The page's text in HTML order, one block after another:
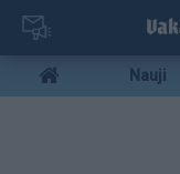
Pereiti
pagrindinį
turinį
Mobile
menu
Nauji